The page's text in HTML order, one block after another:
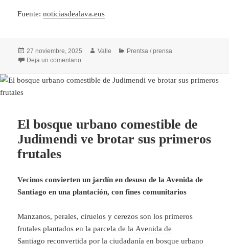
Fuente:noticiasdealava.eus
Publicado
el
27 noviembre, 2025 Autor
Valle Categorías
Prentsa / prensa
Deja un comentario
El bosque urbano comestible de
Judimendi ve brotar sus primeros
frutales
Vecinos convierten un jardín en desuso de la Avenida de
Santiago en una plantación, con fines comunitarios
Manzanos, perales, ciruelos y cerezos son los primeros
frutales plantados en la parcela de la Avenida de
Santiago reconvertida por la ciudadanía en bosque urbano